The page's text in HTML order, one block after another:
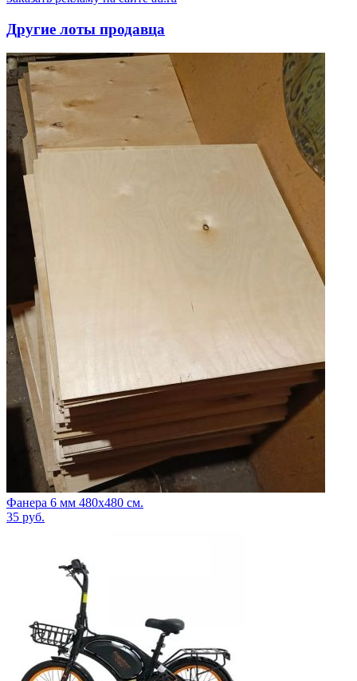
Другие лоты продавца
Фанера 6 мм 480х480 см.
35 руб.